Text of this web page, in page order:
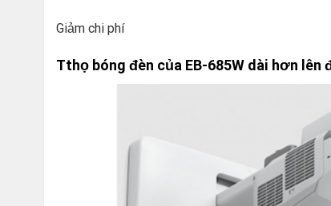
Giảm chi phí
Tthọ bóng đèn của EB-685W dài hơn lên